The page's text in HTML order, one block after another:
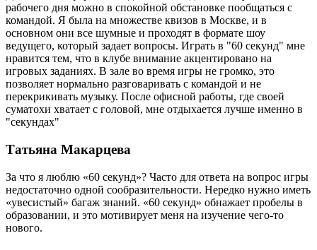
рабочего дня можно в спокойной обстановке пообщаться с
командой. Я была на множестве квизов в Москве, и в
основном они все шумные и проходят в формате шоу
ведущего, который задает вопросы. Играть в "60 секунд" мне
нравится тем, что в клубе внимание акцентировано на
игровых заданиях. В зале во время игры не громко, это
позволяет нормально разговаривать с командой и не
перекрикивать музыку. После офисной работы, где своей
суматохи хватает с головой, мне отдыхается лучше именно в
"секундах"
Татьяна Макарцева
За что я люблю «60 секунд»? Часто для ответа на вопрос игры
недостаточно одной сообразительности. Нередко нужно иметь
«увесистый» багаж знаний. «60 секунд» обнажает пробелы в
образовании, и это мотивирует меня на изучение чего-то
нового.